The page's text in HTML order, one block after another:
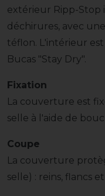
extérieur Ripp-Stop
déchirures, avec
téflon. L'intérieur
Bucas "Stay Dry".
Fixation
La couverture est
selle à l'aide de
Coupe
La couverture
selle) : reins, flancs